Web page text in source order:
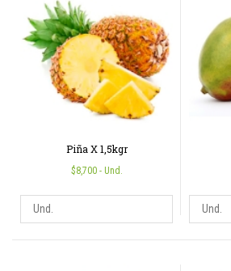
Piña X 1,5kgr
$8,700 - Und.